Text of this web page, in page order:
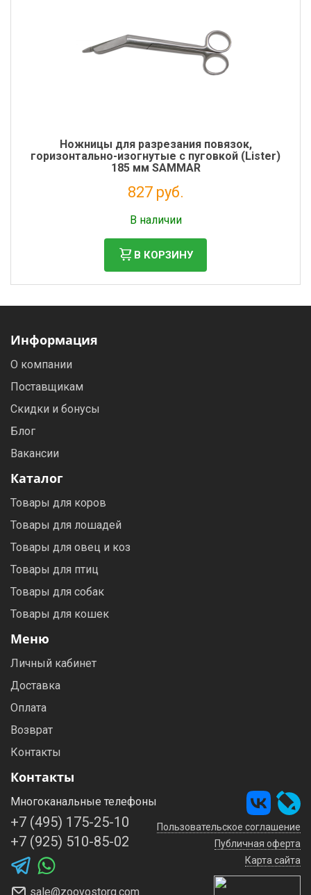
Ножницы для разрезания повязок,
горизонтально-изогнутые с пуговкой (Lister)
185 мм SAMMAR
827 руб.
В наличии
В КОРЗИНУ
Информация
О компании
Поставщикам
Скидки и бонусы
Блог
Вакансии
Каталог
Товары для коров
Товары для лошадей
Товары для овец и коз
Товары для птиц
Товары для собак
Товары для кошек
Меню
Личный кабинет
Доставка
Оплата
Возврат
Контакты
Контакты
Многоканальные телефоны
+7 (495) 175-25-10
+7 (925) 510-85-02
sale@zoovostorg.com
Пользовательское соглашение
Публичная оферта
Карта сайта